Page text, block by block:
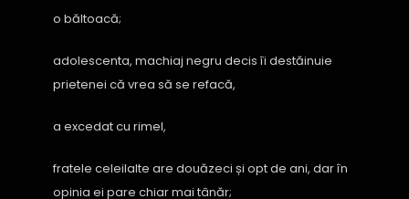
o băltoacă;
adolescenta, machiaj negru decis îi destăinuie
prietenei că vrea să se refacă,
a excedat cu rimel,
fratele celeilalte are douăzeci și opt de ani, dar în
opinia ei pare chiar mai tânăr;